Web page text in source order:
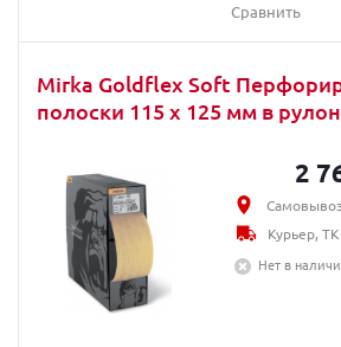
Сравнить
Mirka Goldflex Soft
полоски 115 x 125 мм в
2
Курьер, ТК
Нет в